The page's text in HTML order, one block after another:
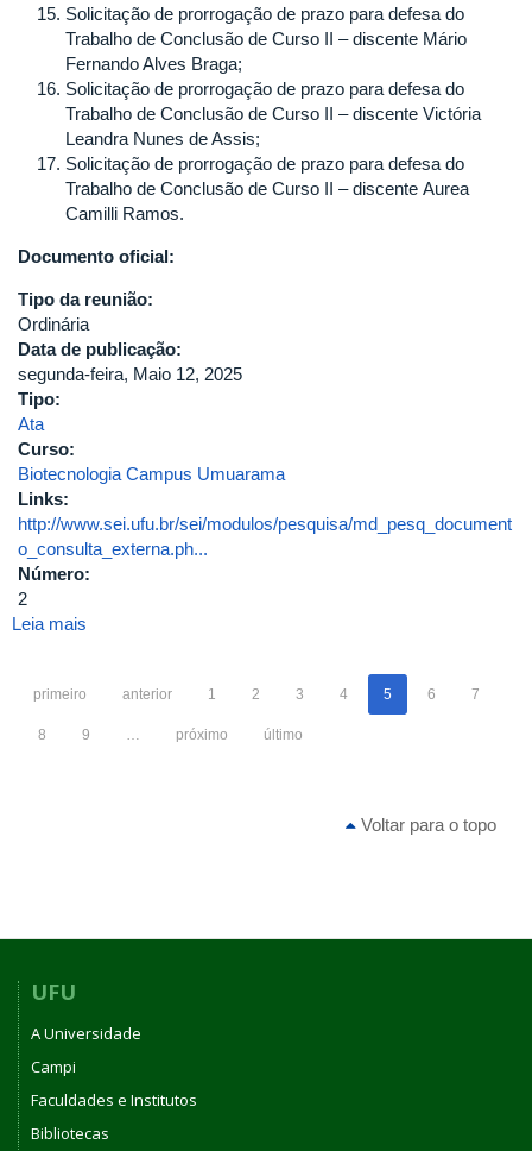
Solicitação de prorrogação de prazo para defesa do
Trabalho de Conclusão de Curso II – discente Mário
Fernando Alves Braga;
Solicitação de prorrogação de prazo para defesa do
Trabalho de Conclusão de Curso II – discente Victória
Leandra Nunes de Assis;
Solicitação de prorrogação de prazo para defesa do
Trabalho de Conclusão de Curso II – discente Aurea
Camilli Ramos.
Documento oficial:
Tipo da reunião:
Ordinária
Data de publicação:
segunda-feira, Maio 12, 2025
Tipo:
Ata
Curso:
Biotecnologia Campus Umuarama
Links:
http://www.sei.ufu.br/sei/modulos/pesquisa/md_pesq_document
o_consulta_externa.ph...
Número:
2
Leia mais
Ordinária
primeiro anterior 1 2 3 4 5 6 7
8 9 próximo último
Voltar para o topo
UFU
A Universidade
Campi
Faculdades e Institutos
Bibliotecas